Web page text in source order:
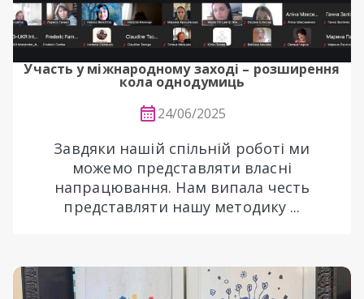
Участь у міжнародному заході – розширення
кола однодумиць
24/06/2025
Завдяки нашій спільній роботі ми
можемо представляти власні
напрацювання. Нам випала честь
представляти нашу методику ...